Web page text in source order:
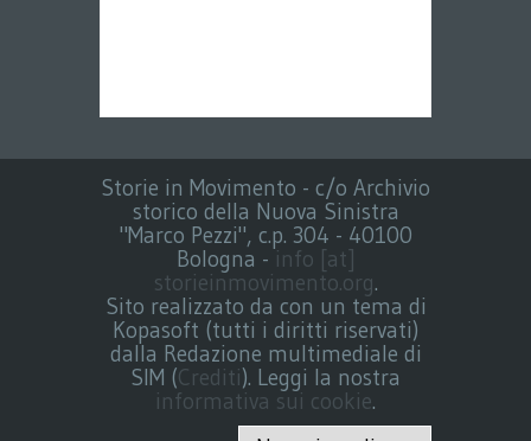
Storie in Movimento - c/o Archivio
storico della Nuova Sinistra
"Marco Pezzi", c.p. 304 - 40100
Bologna - info [at]
storieinmovimento.org.
Sito realizzato da con un tema di
Kopasoft (tutti i diritti riservati)
dalla Redazione multimediale di
SIM (Crediti). Leggi la nostra
informativa sui cookie.